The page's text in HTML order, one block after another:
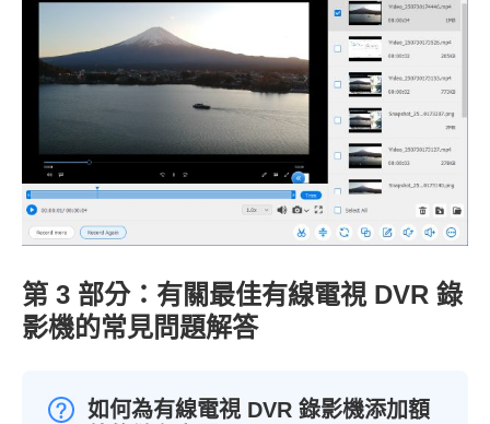
第 3 部分：有關最佳有線電視 DVR 錄
影機的常見問題解答
如何為有線電視 DVR 錄影機添加額